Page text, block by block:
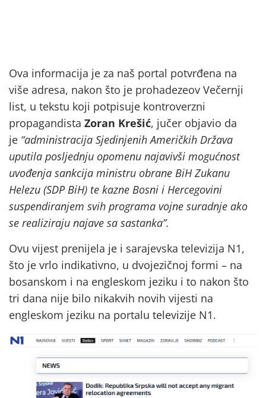
Ova informacija je za naš portal potvrđena na
više adresa, nakon što je prohadezeov Večernji
list, u tekstu koji potpisuje kontroverzni
propagandista Zoran Krešić, jučer objavio da
je “administracija Sjedinjenih Američkih Država
uputila posljednju opomenu najavivši mogućnost
uvođenja sankcija ministru obrane BiH Zukanu
Helezu (SDP BiH) te kazne Bosni i Hercegovini
suspendiranjem svih programa vojne suradnje ako
se realiziraju najave sa sastanka”.
Ovu vijest prenijela je i sarajevska televizija N1,
što je vrlo indikativno, u dvojezičnoj formi – na
bosanskom i na engleskom jeziku i to nakon što
tri dana nije bilo nikakvih novih vijesti na
engleskom jeziku na portalu televizije N1.